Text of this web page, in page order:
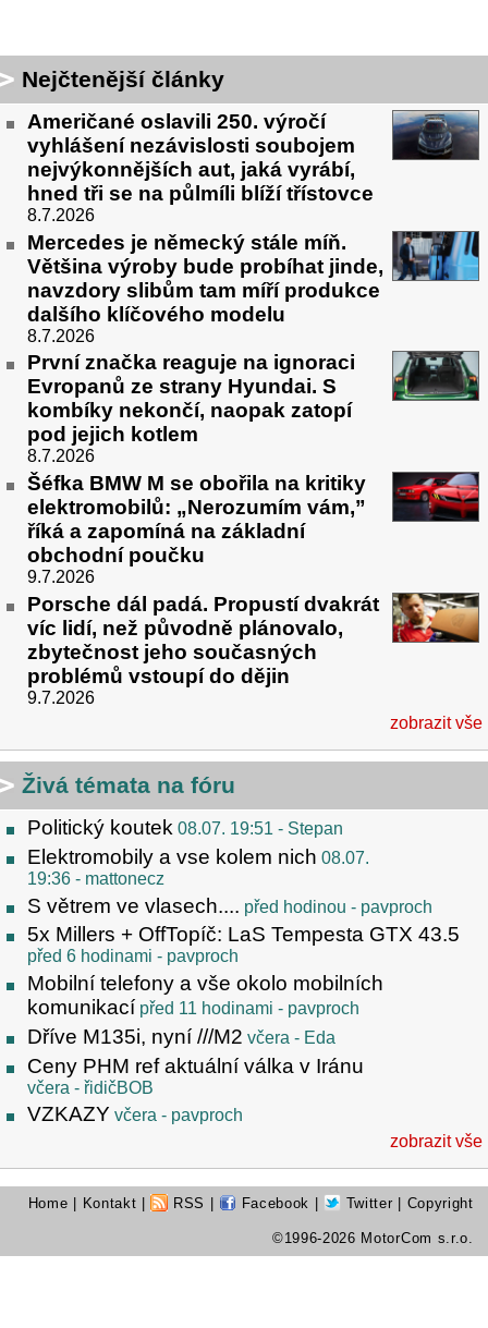
Nejčtenější články
Američané oslavili 250. výročí
vyhlášení nezávislosti soubojem
nejvýkonnějších aut, jaká vyrábí,
hned tři se na půlmíli blíží třístovce
8.7.2026
Mercedes je německý stále míň.
Většina výroby bude probíhat jinde,
navzdory slibům tam míří produkce
dalšího klíčového modelu
8.7.2026
První značka reaguje na ignoraci
Evropanů ze strany Hyundai. S
kombíky nekončí, naopak zatopí
pod jejich kotlem
8.7.2026
Šéfka BMW M se obořila na kritiky
elektromobilů: „Nerozumím vám,”
říká a zapomíná na základní
obchodní poučku
9.7.2026
Porsche dál padá. Propustí dvakrát
víc lidí, než původně plánovalo,
zbytečnost jeho současných
problémů vstoupí do dějin
9.7.2026
zobrazit vše
Živá témata na fóru
Politický koutek 08.07. 19:51 - Stepan
Elektromobily a vse kolem nich 08.07.
19:36 - mattonecz
S větrem ve vlasech.... před hodinou - pavproch
5x Millers + OffTopíč: LaS Tempesta GTX 43.5
před 6 hodinami - pavproch
Mobilní telefony a vše okolo mobilních
komunikací před 11 hodinami - pavproch
Dříve M135i, nyní ///M2 včera - Eda
Ceny PHM ref aktuální válka v Iránu
včera - řidičBOB
VZKAZY včera - pavproch
zobrazit vše
Home Kontakt RSS Facebook Twitter | Copyright
©1996-2026 MotorCom s.r.o.